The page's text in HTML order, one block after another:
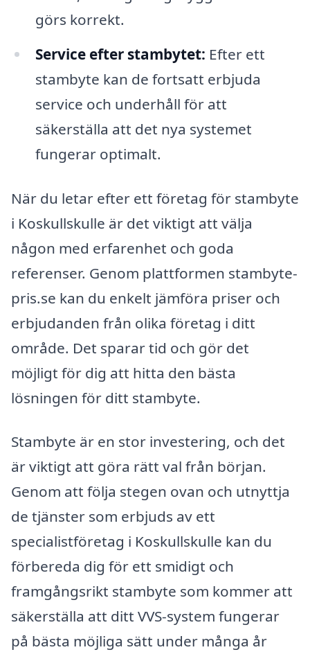
görs korrekt.
Service efter stambytet: Efter ett
stambyte kan de fortsatt erbjuda
service och underhåll för att
säkerställa att det nya systemet
fungerar optimalt.
När du letar efter ett företag för stambyte
i Koskullskulle är det viktigt att välja
någon med erfarenhet och goda
referenser. Genom plattformen stambyte-
pris.se kan du enkelt jämföra priser och
erbjudanden från olika företag i ditt
område. Det sparar tid och gör det
möjligt för dig att hitta den bästa
lösningen för ditt stambyte.
Stambyte är en stor investering, och det
är viktigt att göra rätt val från början.
Genom att följa stegen ovan och utnyttja
de tjänster som erbjuds av ett
specialistföretag i Koskullskulle kan du
förbereda dig för ett smidigt och
framgångsrikt stambyte som kommer att
säkerställa att ditt VVS-system fungerar
på bästa möjliga sätt under många år